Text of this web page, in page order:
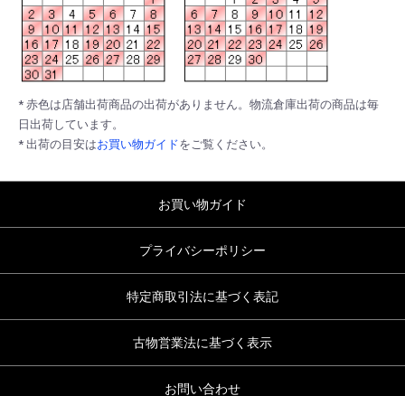
* 赤色は店舗出荷商品の出荷がありません。物流倉庫出荷の商品は毎
日出荷しています。
* 出荷の目安はお買い物ガイドをご覧ください。
お買い物ガイド
プライバシーポリシー
特定商取引法に基づく表記
古物営業法に基づく表示
お問い合わせ